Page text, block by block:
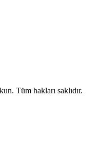
. Tüm hakları saklıdır.